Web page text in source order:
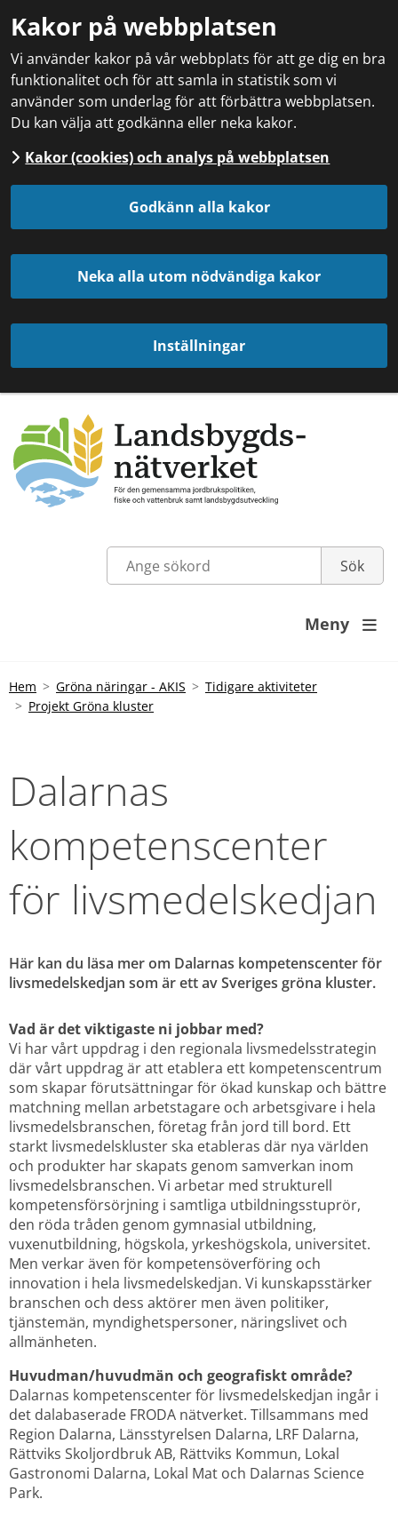
Kakor på webbplatsen
Vi använder kakor på vår webbplats för att ge dig en bra
funktionalitet och för att samla in statistik som vi
använder som underlag för att förbättra webbplatsen.
Du kan välja att godkänna eller neka kakor.
Kakor (cookies) och analys på webbplatsen
Godkänn alla kakor
Neka alla utom nödvändiga kakor
Inställningar
Meny 
Hem Gröna näringar - AKIS
Tidigare aktiviteter
Projekt Gröna kluster
Dalarnas
kompetenscenter
för livsmedelskedjan
Här kan du läsa mer om Dalarnas kompetenscenter för
livsmedelskedjan som är ett av Sveriges gröna kluster.
Vad är det viktigaste ni jobbar med?
Vi har vårt uppdrag i den regionala livsmedelsstrategin
där vårt uppdrag är att etablera ett kompetenscentrum
som skapar förutsättningar för ökad kunskap och bättre
matchning mellan arbetstagare och arbetsgivare i hela
livsmedelsbranschen, företag från jord till bord. Ett
starkt livsmedelskluster ska etableras där nya världen
och produkter har skapats genom samverkan inom
livsmedelsbranschen. Vi arbetar med strukturell
kompetensförsörjning i samtliga utbildningsstuprör,
den röda tråden genom gymnasial utbildning,
vuxenutbildning, högskola, yrkeshögskola, universitet.
Men verkar även för kompetensöverföring och
innovation i hela livsmedelskedjan. Vi kunskapsstärker
branschen och dess aktörer men även politiker,
tjänstemän, myndighetspersoner, näringslivet och
allmänheten.
Huvudman/huvudmän och geografiskt område?
Dalarnas kompetenscenter för livsmedelskedjan ingår i
det dalabaserade FRODA nätverket. Tillsammans med
Region Dalarna, Länsstyrelsen Dalarna, LRF Dalarna,
Rättviks Skoljordbruk AB, Rättviks Kommun, Lokal
Gastronomi Dalarna, Lokal Mat och Dalarnas Science
Park.